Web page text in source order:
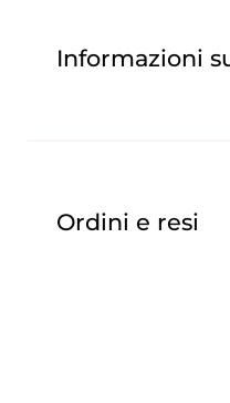
Informazioni
Ordini e resi